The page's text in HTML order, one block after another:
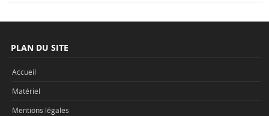
PLAN DU SITE
Accueil
Matériel
Mentions légales